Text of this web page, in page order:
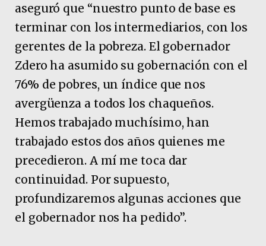
aseguró que “nuestro punto de base es
terminar con los intermediarios, con los
gerentes de la pobreza. El gobernador
Zdero ha asumido su gobernación con el
76% de pobres, un índice que nos
avergüenza a todos los chaqueños.
Hemos trabajado muchísimo, han
trabajado estos dos años quienes me
precedieron. A mí me toca dar
continuidad. Por supuesto,
profundizaremos algunas acciones que
el gobernador nos ha pedido”.